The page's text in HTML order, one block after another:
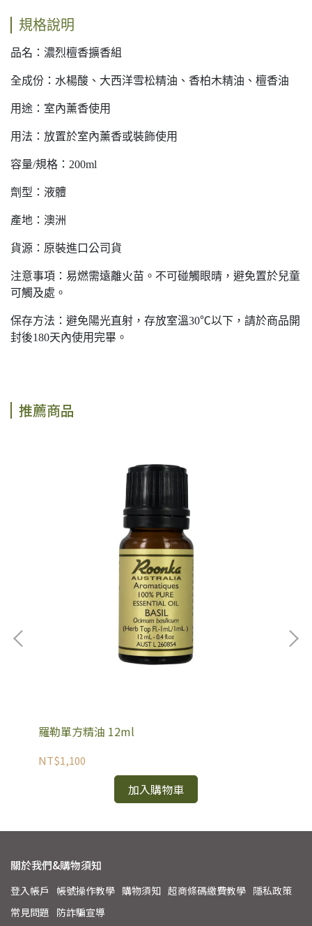
規格說明
品名：濃烈檀香擴香組
全成份：水楊酸、大西洋雪松精油、香柏木精油、檀香油
用途：室內薰香使用
用法：放置於室內薰香或裝飾使用
容量/規格：200ml
劑型：液體
產地：澳洲
貨源：原裝進口公司貨
注意事項：易燃需遠離火苗。不可碰觸眼晴，避免置於兒童
可觸及處。
保存方法：避免陽光直射，存放室溫30℃以下，請於商品開
封後180天內使用完畢。
推薦商品
羅勒單方精油 12ml
NT$1,100
加入購物車
關於我們&購物須知
登入帳戶 帳號操作教學 購物須知 超商條碼繳費教學 隱私政策
常見問題 防詐騙宣導